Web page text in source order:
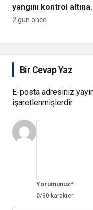
yangını kontrol altına
alındı
2 gün önce
Bir Cevap Yaz
E-posta adresiniz
işaretlenmişlerdir
Yorumunuz*
0/30 karakter